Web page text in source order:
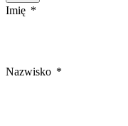
Imię
Nazwisko